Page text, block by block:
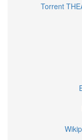
Torrent